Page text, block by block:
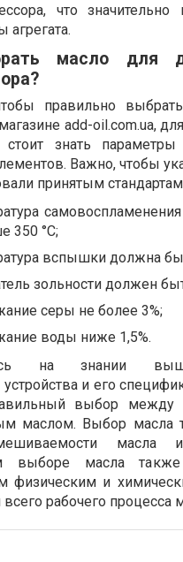
что значительно
агрегата.
масло для
правильно
add-oil.com.ua,
стоит знать
Важно, чтобы
принятым
350 °C;
вспышки должна
зольности должен
серы не более 3%;
воды ниже 1,5%.
на знании
устройства и его
выбор между
маслом. Выбор масла
масла
выборе масла
физическим и
рабочего процесса